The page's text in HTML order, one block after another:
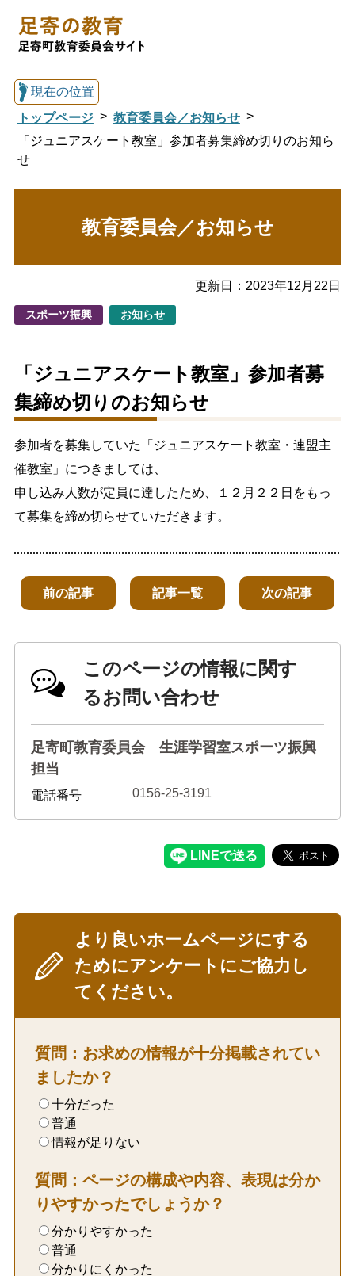
足寄の教育トップ
教育・手続き
生涯学習 文化・スポーツ
文字サイズ
標準
色合い
リセット
language
閉じる
現在の位置
トップページ
教育委員会／お知らせ
「ジュニアスケート教室」参加者募集締め切りのお知ら
せ
教育委員会／お知らせ
スポーツ振興 お知らせ
更新日： 2023年12月22日
「ジュニアスケート教室」参加者募
集締め切りのお知らせ
参加者を募集していた「ジュニアスケート教室・連盟主
催教室」につきましては、
申し込み人数が定員に達したため、１２月２２日をもっ
て募集を締め切らせていただきます。
前の記事 記事一覧 次の記事
このページの情報に関す
るお問い合わせ
足寄町教育委員会 生涯学習室スポーツ振興
担当
電話番号 0156-25-3191
より良いホームページにする
ためにアンケートにご協力し
てください。
質問：お求めの情報が十分掲載されてい
ましたか？
十分だった
普通
情報が足りない
質問：ページの構成や内容、表現は分か
りやすかったでしょうか？
分かりやすかった
普通
分かりにくかった